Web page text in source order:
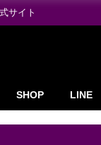
サイト
SHOP LINE